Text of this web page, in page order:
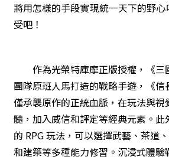
將用怎樣的手段實現統一天下的野
受吧！
作為光榮特庫摩正版授權，《三
團隊原班人馬打造的戰略手遊，《信
僅承襲原作的正統血脈，在玩法與視
髓，加入威信和評定等經典元素。
的 RPG 玩法，可以選擇武藝、茶道
和建築等多種能力修習。 沉浸式體驗